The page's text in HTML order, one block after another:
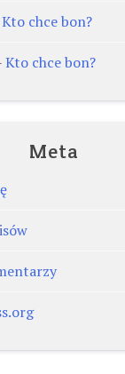
Kto chce bon?
Kto chce bon?
Meta